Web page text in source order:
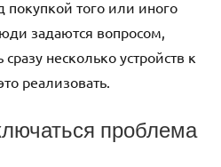
покупкой того или иного
задаются вопросом,
несколько устройств к
реализовать.
проблема